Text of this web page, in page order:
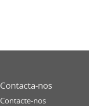
Contacta-nos
Contacte-nos